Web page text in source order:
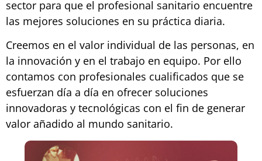
sector para que el profesional sanitario encuentre
las mejores soluciones en su práctica diaria.
Creemos en el valor individual de las personas, en
la innovación y en el trabajo en equipo. Por ello
contamos con profesionales cualificados que se
esfuerzan día a día en ofrecer soluciones
innovadoras y tecnológicas con el fin de generar
valor añadido al mundo sanitario.